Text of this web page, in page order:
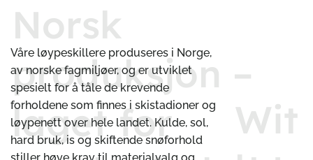
Norsk
produksjon –
laget for
Våre løypeskillere produseres i Norge,
av norske fagmiljøer, og er utviklet
spesielt for å tåle de krevende
forholdene som finnes i skistadioner og
løypenett over hele landet. Kulde, sol,
hard bruk, is og skiftende snøforhold
Wit